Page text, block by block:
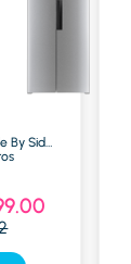
By Side